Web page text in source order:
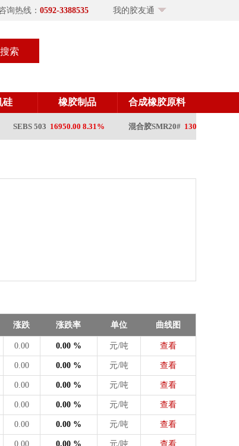
询热线： 0592-3388535 我的胶友通
搜索
硅 橡胶制品 合成橡胶原料
SEBS 50316950.00 8.31% 混合胶SMR20#13075.00 8.73%
涨跌 涨跌率 单位 曲线图
0.00 0.00 % 元/吨 查看
0.00 0.00 % 元/吨 查看
0.00 0.00 % 元/吨 查看
0.00 0.00 % 元/吨 查看
0.00 0.00 % 元/吨 查看
0.00 0.00 % 元/吨 查看